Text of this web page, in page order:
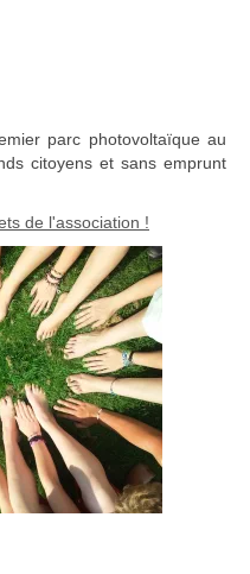
parc photovoltaïque au
citoyens et sans emprunt
de l'association !